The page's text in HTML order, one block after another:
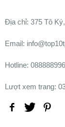
Ðịa chỉ: 375 Tô
Email:
Hotline:
Lượt xem trang: